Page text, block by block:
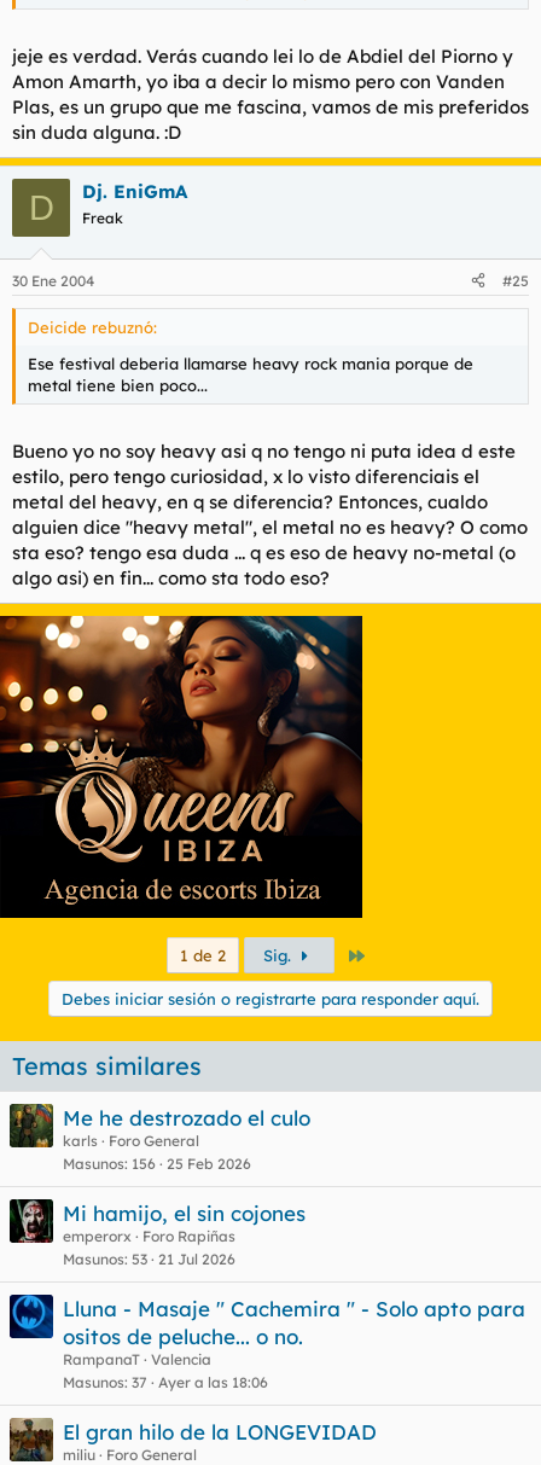
has escuchado Vanden Plas? tienen un gran vocalista tb
jeje es verdad. Verás cuando lei lo de Abdiel del Piorno y
Amon Amarth, yo iba a decir lo mismo pero con Vanden
Plas, es un grupo que me fascina, vamos de mis preferidos
sin duda alguna. :D
D Dj. EniGmA
Freak
30 Ene 2004 #25
Deicide rebuznó:
Ese festival deberia llamarse heavy rock mania porque de
metal tiene bien poco...
Bueno yo no soy heavy asi q no tengo ni puta idea d este
estilo, pero tengo curiosidad, x lo visto diferenciais el
metal del heavy, en q se diferencia? Entonces, cualdo
alguien dice "heavy metal", el metal no es heavy? O como
sta eso? tengo esa duda ... q es eso de heavy no-metal (o
algo asi) en fin... como sta todo eso?
1 de 2 Sig.
Debes iniciar sesión o registrarte para responder aquí.
Temas similares
Me he destrozado el culo
karls
Foro General
Masunos 156 25 Feb 2026
Mi hamijo, el sin cojones
emperorx
Foro Rapiñas
Masunos 53 21 Jul 2026
Lluna - Masaje " Cachemira " - Solo apto para
ositos de peluche... o no.
RampanaT Valencia
Masunos 37 Ayer a las 18:06
El gran hilo de la LONGEVIDAD
miliu
Foro General